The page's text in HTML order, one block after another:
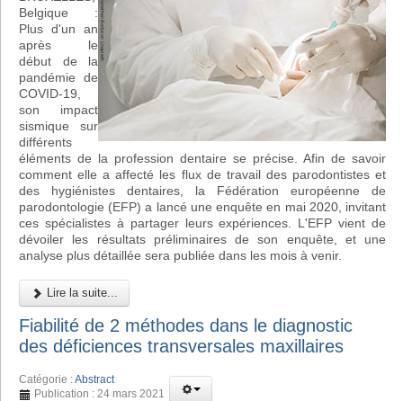
Belgique :
Plus d'un an
après le
début de la
pandémie de
COVID-19,
son impact
sismique sur
différents
éléments de la profession dentaire se précise. Afin de savoir
comment elle a affecté les flux de travail des parodontistes et
des hygiénistes dentaires, la Fédération européenne de
parodontologie (EFP) a lancé une enquête en mai 2020, invitant
ces spécialistes à partager leurs expériences. L'EFP vient de
dévoiler les résultats préliminaires de son enquête, et une
analyse plus détaillée sera publiée dans les mois à venir.
Lire la suite...
Fiabilité de 2 méthodes dans le diagnostic
des déficiences transversales maxillaires
Catégorie :Abstract
Publication : 24 mars 2021